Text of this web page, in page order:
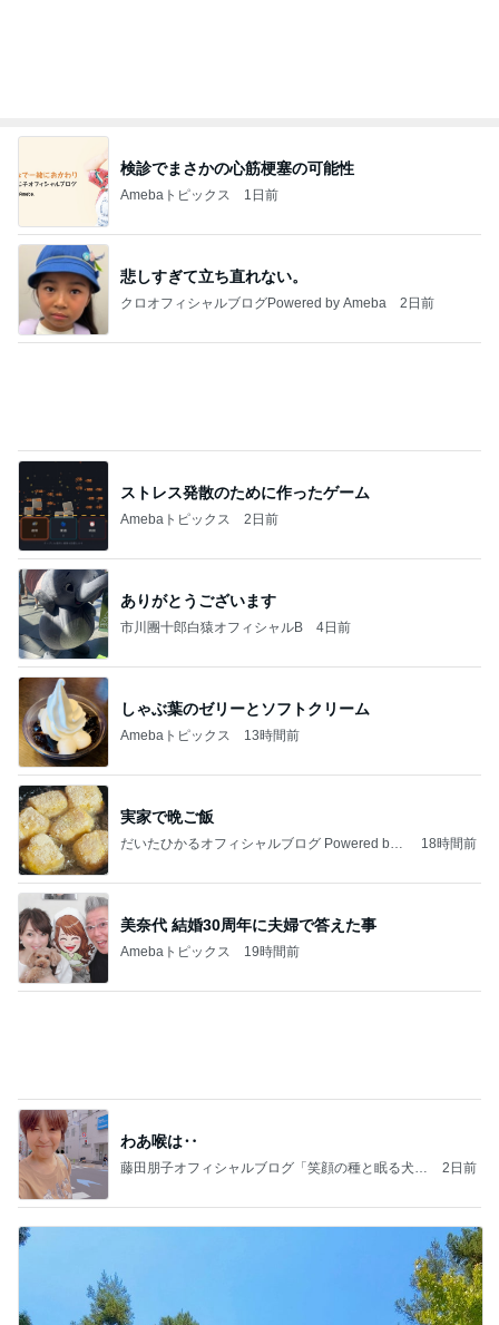
検診でまさかの心筋梗塞の可能性
Amebaトピックス 1日前
悲しすぎて立ち直れない。
クロオフィシャルブログPowered by Ameba 2日前
ストレス発散のために作ったゲーム
Amebaトピックス 2日前
ありがとうございます
市川團十郎白猿オフィシャルB 4日前
しゃぶ葉のゼリーとソフトクリーム
Amebaトピックス 13時間前
実家で晩ご飯
だいたひかるオフィシャルブログ Powered by
18時間前
美奈代 結婚30周年に夫婦で答えた事
Amebaトピックス 19時間前
わあ喉は‥
藤田朋子オフィシャルブログ「笑顔の種と眠る犬」
2日前